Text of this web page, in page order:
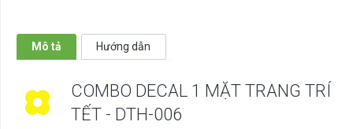
DTH-
006
lượng
Mô tả Hướng dẫn
COMBO DECAL 1 MẶT TRANG TRÍ
TẾT - DTH-006